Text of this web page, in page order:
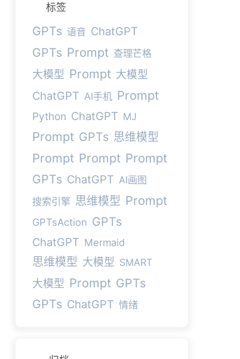
标签
GPTs 语音 ChatGPT
GPTs Prompt 查理芒格
大模型 Prompt 大模型
ChatGPT AI手机 Prompt
Python ChatGPT MJ
Prompt GPTs 思维模型
Prompt Prompt Prompt
GPTs ChatGPT AI画图
搜索引擎 思维模型 Prompt
GPTsAction GPTs
ChatGPT Mermaid
思维模型 大模型 SMART
大模型 Prompt GPTs
GPTs ChatGPT 情绪